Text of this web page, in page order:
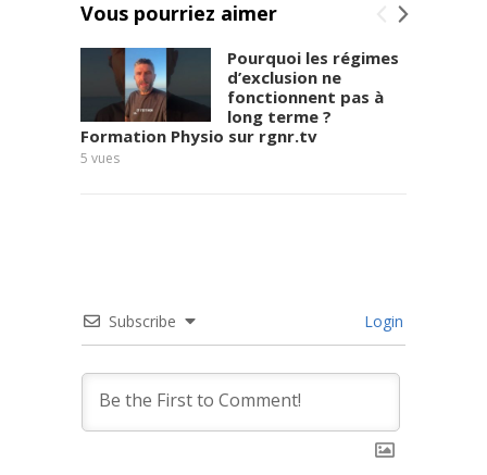
Vous pourriez aimer
Pourquoi les régimes
d’exclusion ne
fonctionnent pas à
long terme ?
Formation Physio sur rgnr.tv
5 vues
Subscribe Login